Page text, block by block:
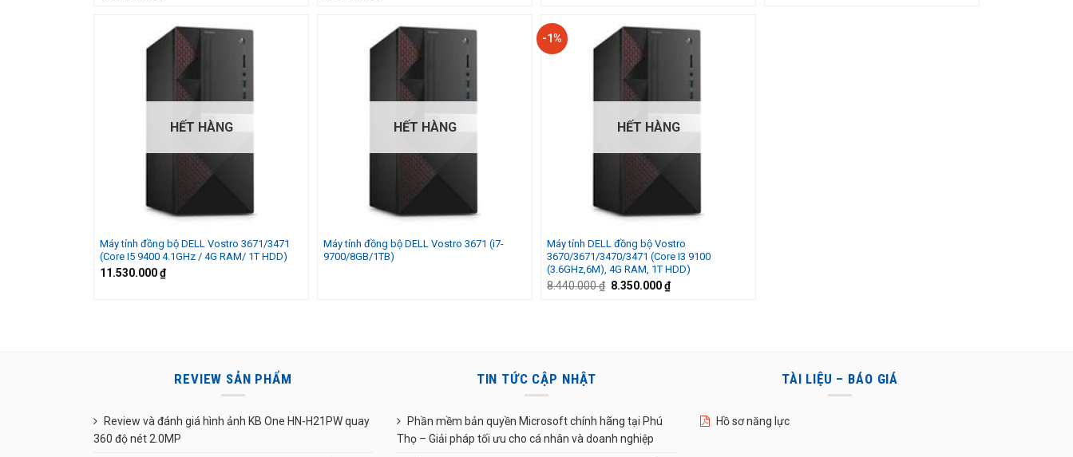
HẾT HÀNG
Máy tính đồng bộ DELL Vostro 3671/3471
(Core I5 9400 4.1GHz / 4G RAM/ 1T HDD)
11.530.000₫
HẾT HÀNG
Máy tính đồng bộ DELL Vostro 3671 (i7-
9700/8GB/1TB)
-1%
HẾT HÀNG
Máy tính DELL đồng bộ Vostro
3670/3671/3470/3471 (Core I3 9100
(3.6GHz,6M), 4G RAM, 1T HDD)
8.440.000₫ Giá
8.350.000₫Giá
hiện
REVIEW SẢN PHẨM
Review và đánh giá hình ảnh KB One HN-H21PW quay
360 độ nét 2.0MP
TIN TỨC CẬP NHẬT
Phần mềm bản quyền Microsoft chính hãng tại Phú
Thọ – Giải pháp tối ưu cho cá nhân và doanh nghiệp
TÀI LIỆU – BÁO GIÁ
Hồ sơ năng lực